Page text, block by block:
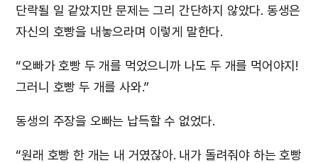
단락될 일 같았지만 문제는 그리 간단하지 않았다. 동생은
자신의 호빵을 내놓으라며 이렇게 말한다.
“오빠가 호빵 두 개를 먹었으니까 나도 두 개를 먹어야지!
그러니 호빵 두 개를 사와.”
동생의 주장을 오빠는 납득할 수 없었다.
“원래 호빵 한 개는 내 거였잖아. 내가 돌려줘야 하는 호빵